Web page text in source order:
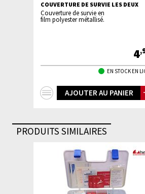
COUVERTURE DE SURVIE LES DEUX
Couverture de survie en
film polyester métallisé.
4
EN STOCK EN
AJOUTER AU PANIER
PRODUITS SIMILAIRES